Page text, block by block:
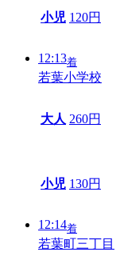
小児 120円
12:13着
若葉小学校
大人 260円
小児 130円
12:14着
若葉町三丁目